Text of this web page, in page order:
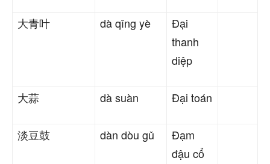
大青叶 dà qīng yè
Đại
thanh
diệp
大蒜 dà suàn Đại toán
淡豆鼓 dàn dòu gǔ
Đạm
đậu cổ